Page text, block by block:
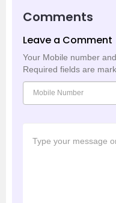
Comments
Leave a Comment
Your Mobile number
Required fields are